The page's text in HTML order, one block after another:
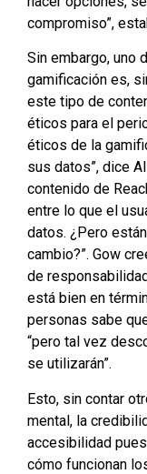
compromiso”,
Sin embargo, uno
gamificación es,
este tipo de
éticos para el
éticos de la
sus datos”, dice
contenido de
entre lo que el
datos. ¿Pero
cambio?”. Gow
de
está bien en
personas sabe
“pero tal vez
se utilizarán”.
Esto, sin contar
mental, la
accesibilidad
cómo funcionan